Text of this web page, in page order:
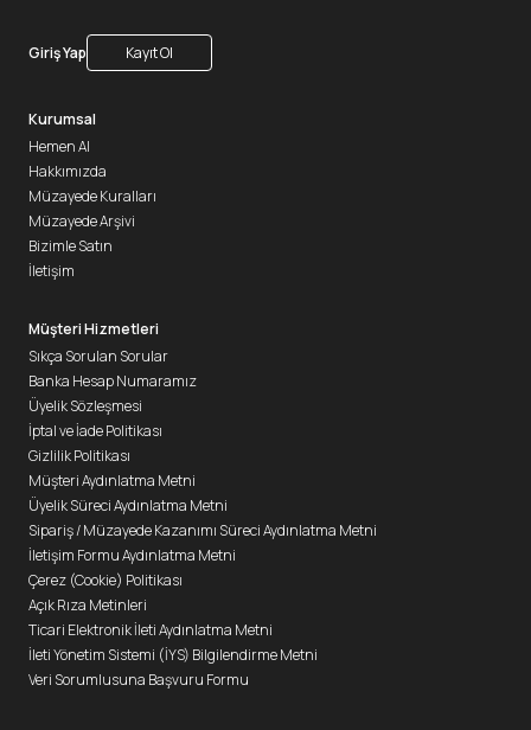
Giriş Yap Kayıt Ol
Kurumsal
Hemen Al
Hakkımızda
Müzayede Kuralları
Müzayede Arşivi
Bizimle Satın
İletişim
Müşteri Hizmetleri
Sıkça Sorulan Sorular
Banka Hesap Numaramız
Üyelik Sözleşmesi
İptal ve İade Politikası
Gizlilik Politikası
Müşteri Aydınlatma Metni
Üyelik Süreci Aydınlatma Metni
Sipariş / Müzayede Kazanımı Süreci Aydınlatma Metni
İletişim Formu Aydınlatma Metni
Çerez (Cookie) Politikası
Açık Rıza Metinleri
Ticari Elektronik İleti Aydınlatma Metni
İleti Yönetim Sistemi (İYS) Bilgilendirme Metni
Veri Sorumlusuna Başvuru Formu